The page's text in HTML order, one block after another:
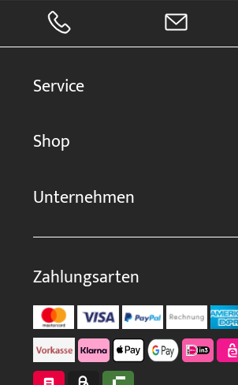
Service
Shop
Unternehmen
Zahlungsarten